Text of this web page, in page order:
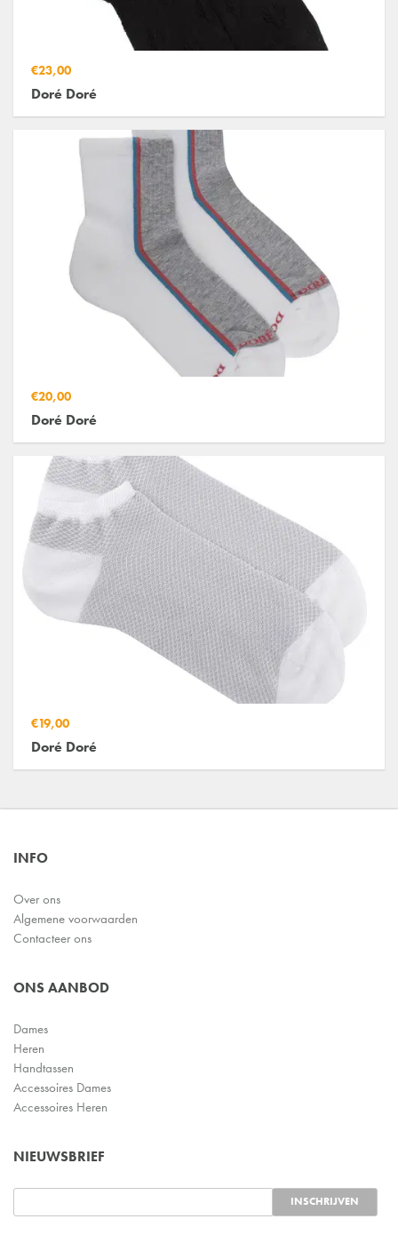
€23,00
Doré Doré
€20,00
Doré Doré
€19,00
Doré Doré
INFO
Over ons
Algemene voorwaarden
Contacteer ons
ONS AANBOD
Dames
Heren
Handtassen
Accessoires Dames
Accessoires Heren
NIEUWSBRIEF